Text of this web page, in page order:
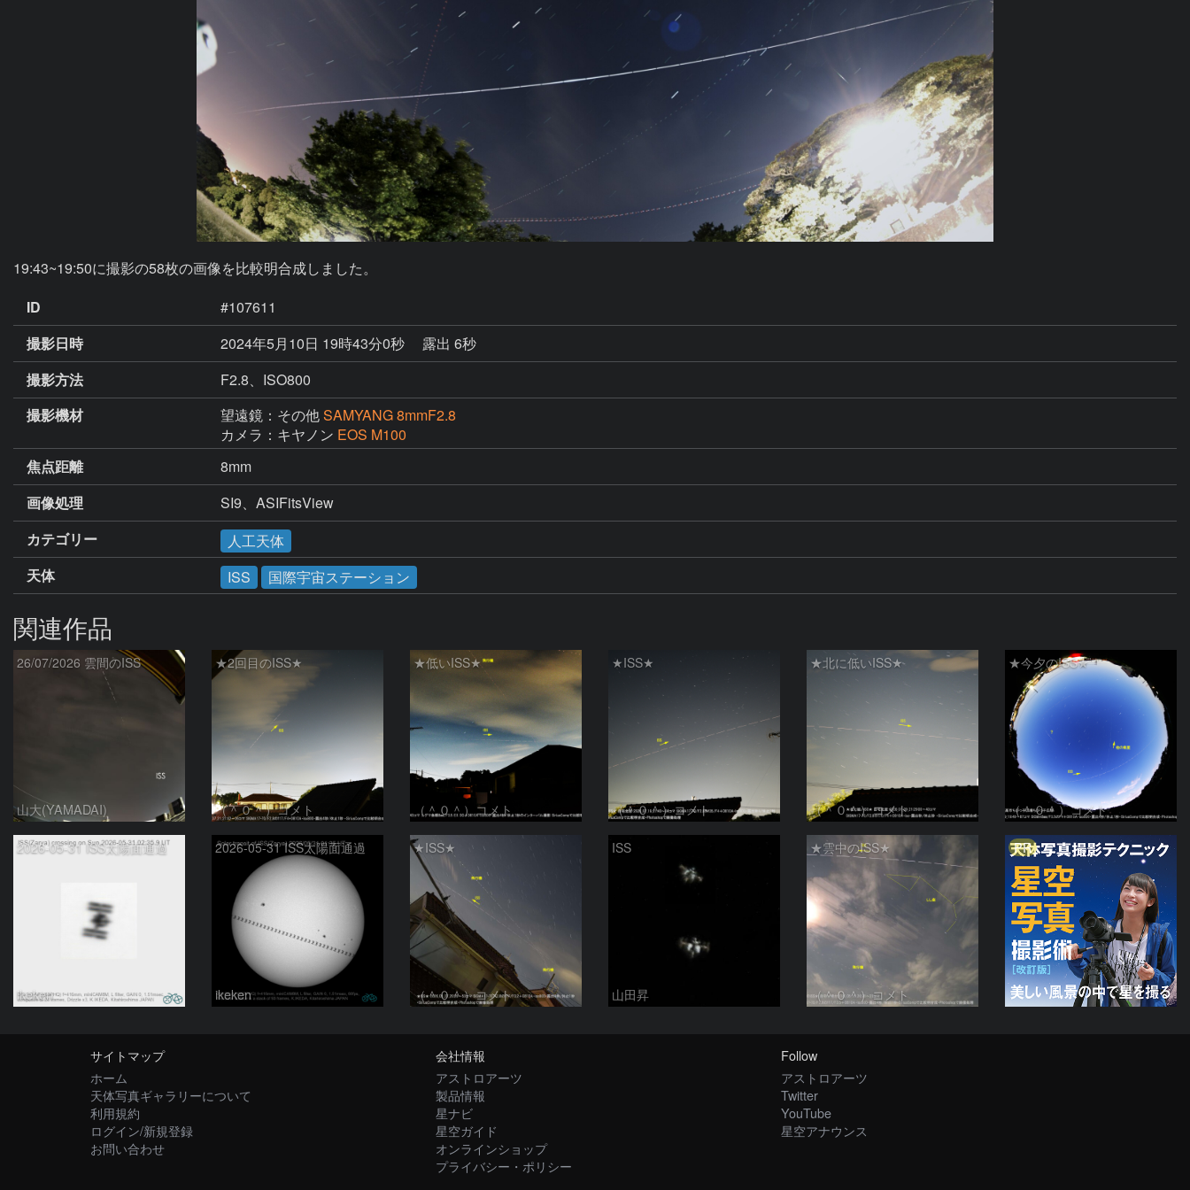
19:43~19:50に撮影の58枚の画像を比較明合成しました。
ID
#107611
撮影日時
2024年5月10日 19時43分0秒
露出 6秒
撮影方法
F2.8、ISO800
撮影機材
望遠鏡：その他SAMYANG 8mmF2.8
カメラ：キヤノン EOS M100
焦点距離
8mm
画像処理
カテゴリー
人工天体
天体
ISS 国際宇宙ステーション
関連作品
26/07/2026 雲間のISS
山大(YAMADAI)
★2回目のISS★
（＾０＾）コメト
★低いISS★
（＾０＾）コメト
★ISS★
（＾０＾）コメト
★北に低いISS★
（＾０＾）コメト
★今夕のISS★
（＾０＾）コメト
2026-05-31 ISS太陽面通過
ikeken
2026-05-31 ISS太陽面通過
ikeken
★ISS★
（＾０＾）コメト
ISS
山田昇
★雲中のISS★
（＾０＾）コメト
PR
サイトマップ
ホーム
天体写真ギャラリーについて
利用規約
ログイン/新規登録
お問い合わせ
会社情報
アストロアーツ
製品情報
星ナビ
星空ガイド
オンラインショップ
プライバシー・ポリシー
Follow
アストロアーツ
Twitter
YouTube
星空アナウンス